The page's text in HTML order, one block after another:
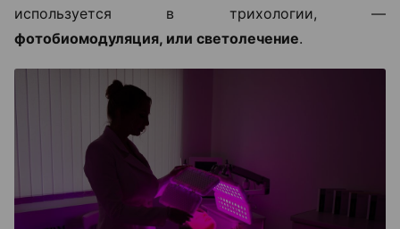
используется в трихологии, —
фотобиомодуляция, или светолечение.